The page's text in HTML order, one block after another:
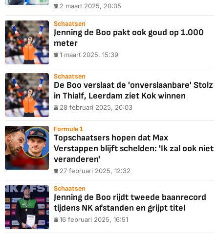
2 maart 2025, 20:05
Schaatsen
Jenning de Boo pakt ook goud op 1.000
meter
1 maart 2025, 15:39
Schaatsen
De Boo verslaat de 'onverslaanbare' Stolz
in Thialf, Leerdam ziet Kok winnen
28 februari 2025, 20:03
Formule 1
Topschaatsers hopen dat Max
Verstappen blijft schelden: 'Ik zal ook niet
veranderen'
27 februari 2025, 12:32
Schaatsen
Jenning de Boo rijdt tweede baanrecord
tijdens NK afstanden en grijpt titel
16 februari 2025, 16:51